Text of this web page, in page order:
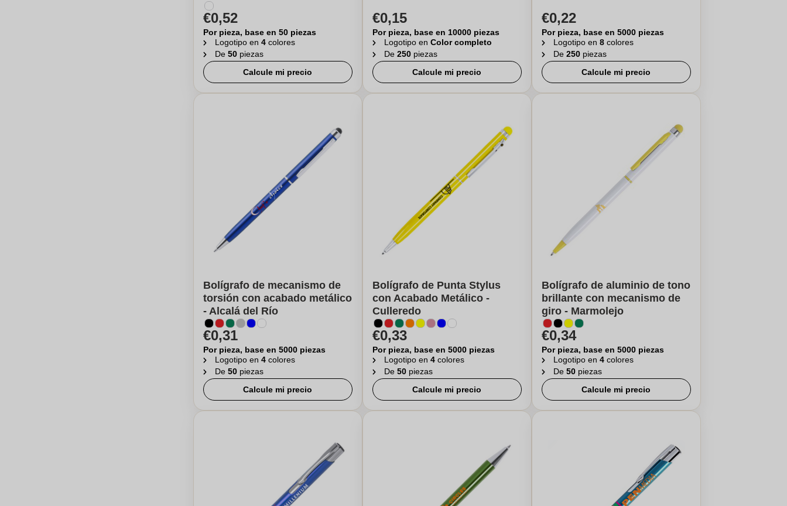
€0,52
Por pieza, base en 50 piezas
Logotipo en 4 colores
De 50 piezas
Calcule mi precio
€0,15
Por pieza, base en 10000 piezas
Logotipo en Color completo
De 250 piezas
Calcule mi precio
€0,22
Por pieza, base en 5000 piezas
Logotipo en 8 colores
De 250 piezas
Calcule mi precio
Bolígrafo de mecanismo de
torsión con acabado metálico
- Alcalá del Río
€0,31
Por pieza, base en 5000 piezas
Logotipo en 4 colores
De 50 piezas
Calcule mi precio
Bolígrafo de Punta Stylus
con Acabado Metálico -
Culleredo
€0,33
Por pieza, base en 5000 piezas
Logotipo en 4 colores
De 50 piezas
Calcule mi precio
Bolígrafo de aluminio de tono
brillante con mecanismo de
giro - Marmolejo
€0,34
Por pieza, base en 5000 piezas
Logotipo en 4 colores
De 50 piezas
Calcule mi precio